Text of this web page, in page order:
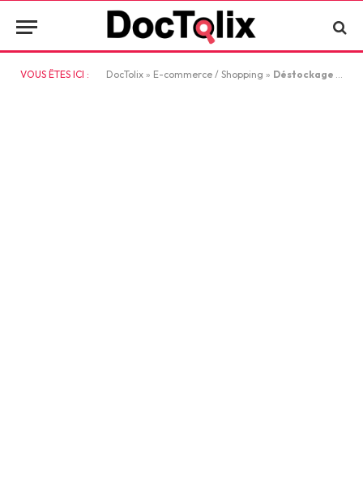
VOUS ÊTES ICI : DocTolix » E-commerce / Shopping » Déstockage France : comment acheter des grandes marques à prix grossiste sans être professionnel